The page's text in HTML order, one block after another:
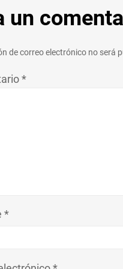
un
de correo electrónico no será
*
*